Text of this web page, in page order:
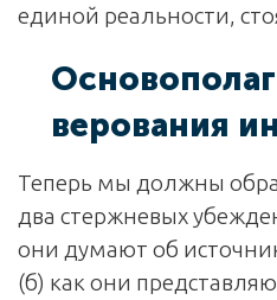
единой реальности,
верования
Теперь мы должны
два стержневых
они думают об
(б) как они